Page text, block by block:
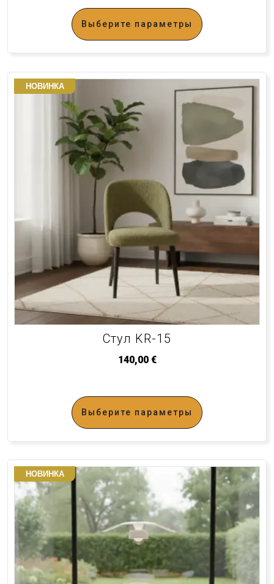
Выберите параметры
НОВИНКА
Стул KR-15
140,00 €
Выберите параметры
НОВИНКА